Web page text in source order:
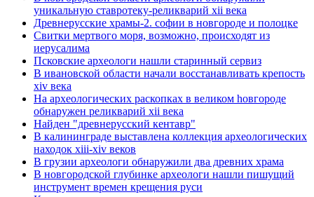
уникальную ставротеку-реликварий xii века
Древнерусские храмы-2. софии в новгороде и полоцке
Свитки мертвого моря, возможно, происходят из
иерусалима
Псковские археологи нашли старинный сервиз
В ивановской области начали восстанавливать крепость
xiv века
Hа археологических раскопках в великом hовгороде
обнаружен реликварий xii века
Найден "древнерусский кентавр"
В калининграде выставлена коллекция археологических
находок xiii-xiv веков
В грузии археологи обнаружили два древних храма
В новгородской глубинке археологи нашли пишущий
инструмент времен крещения руси